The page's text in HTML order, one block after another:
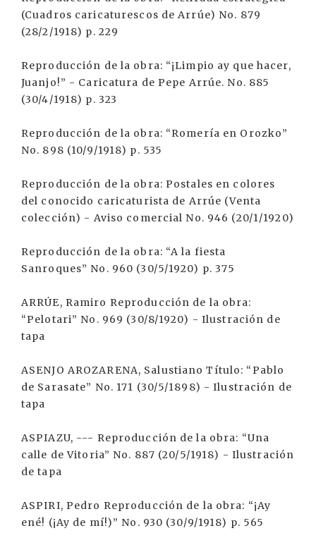
(Cuadros caricaturescos de Arrúe) No. 879
(28/2/1918) p. 229
Reproducción de la obra: “¡Limpio ay que hacer,
Juanjo!” - Caricatura de Pepe Arrúe. No. 885
(30/4/1918) p. 323
Reproducción de la obra: “Romería en Orozko”
No. 898 (10/9/1918) p. 535
Reproducción de la obra: Postales en colores
del conocido caricaturista de Arrúe (Venta
colección) - Aviso comercial No. 946 (20/1/1920)
Reproducción de la obra: “A la fiesta
Sanroques” No. 960 (30/5/1920) p. 375
ARRÚE, Ramiro Reproducción de la obra:
“Pelotari” No. 969 (30/8/1920) - Ilustración de
tapa
ASENJO AROZARENA, Salustiano Título: “Pablo
de Sarasate” No. 171 (30/5/1898) - Ilustración de
tapa
ASPIAZU, --- Reproducción de la obra: “Una
calle de Vitoria” No. 887 (20/5/1918) - Ilustración
de tapa
ASPIRI, Pedro Reproducción de la obra: “¡Ay
ené! (¡Ay de mí!)” No. 930 (30/9/1918) p. 565